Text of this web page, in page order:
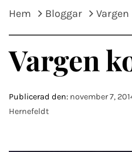
Hem Bloggar
Vargen
Publicerad den: november 7,
Hernefeldt